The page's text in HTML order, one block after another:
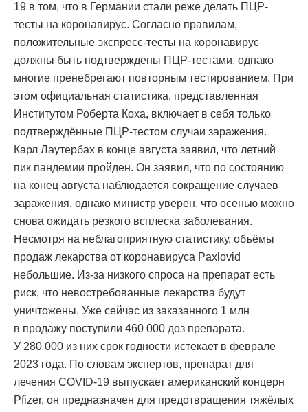
19 в том, что в Германии стали реже делать ПЦР-
тесты на коронавирус. Согласно правилам,
положительные экспресс-тесты на коронавирус
должны быть подтверждены ПЦР-тестами, однако
многие пренебрегают повторным тестированием. При
этом официальная статистика, представленная
Институтом Роберта Коха, включает в себя только
подтверждённые ПЦР-тестом случаи заражения.
Карл Лаутербах в конце августа заявил, что летний
пик пандемии пройден. Он заявил, что по состоянию
на конец августа наблюдается сокращение случаев
заражения, однако министр уверен, что осенью можно
снова ожидать резкого всплеска заболевания.
Несмотря на неблагоприятную статистику, объёмы
продаж лекарства от коронавируса Paxlovid
небольшие. Из-за низкого спроса на препарат есть
риск, что невостребованные лекарства будут
уничтожены. Уже сейчас из заказанного 1 млн
в продажу поступили 460 000 доз препарата.
У 280 000 из них срок годности истекает в феврале
2023 года. По словам экспертов, препарат для
лечения COVID-19 выпускает американский концерн
Pfizer, он предназначен для предотвращения тяжёлых